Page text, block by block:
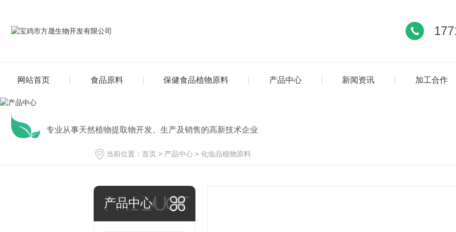
网站首页 食品原料 保健食品植物原料 产品中心 新闻资讯 加工合作
专业从事天然植物提取物开发、生产及销售的高新技术企业
当前位置： 首页 > 产品中心 > 化妆品植物原料
PRODUCT
产品中心